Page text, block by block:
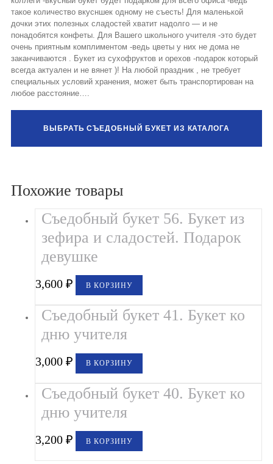
такое количество вкусншек одному не съесть! Для маленькой
дочки этих полезных сладостей хватит надолго — и не
понадобятся конфеты. Для Вашего школьного учителя -это будет
очень приятным комплиментом -ведь цветы у них не дома не
заканчиваются . Букет из сухофруктов и орехов -подарок который
всегда актуален и не вянет )! На любой праздник , не требует
специальных условий хранения, может быть транспортирован на
любое расстояние….
ВЫБРАТЬ СЪЕДОБНЫЙ БУКЕТ ИЗ КАТАЛОГА
Похожие товары
Съедобный букет 56. Букет из
зефира и сладостей. Подарок
девушке
3,600₽ В КОРЗИНУ
Съедобный букет 41. Букет ко
дню учителя
3,000₽ В КОРЗИНУ
Съедобный букет 40. Букет ко
дню учителя
3,200₽ В КОРЗИНУ